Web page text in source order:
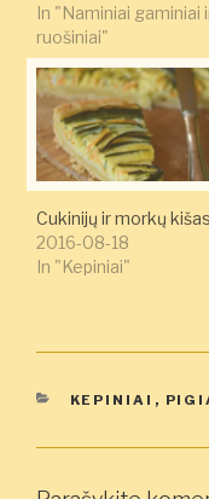
In "Naminiai gaminiai
ruošiniai"
Cukinijų ir morkų kišas
2016-08-18
In "Kepiniai"
KATEGORIJOS
KEPINIAI ,